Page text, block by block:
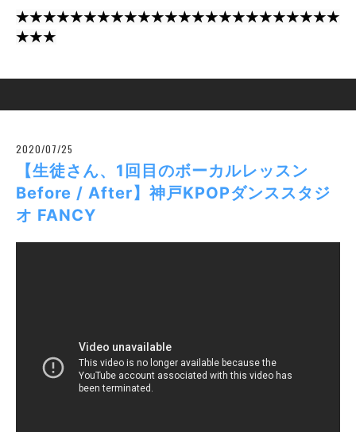
★★★★★★★★★★★★★★★★★★★★★★★★
★★★
2020/07/25
【生徒さん、1回目のボーカルレッスン
Before / After】神戸KPOPダンススタジ
オ FANCY